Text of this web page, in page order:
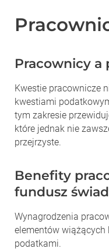
Pracownicy a
Kwestie pracownicze
kwestiami
tym zakresie
które jednak nie
przejrzyste.
Benefity
fundusz
Wynagrodzenia
elementów wiążących
podatkami.